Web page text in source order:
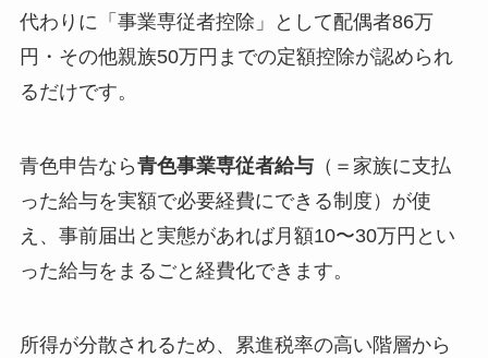
代わりに「事業専従者控除」として配偶者86万
円・その他親族50万円までの定額控除が認められ
るだけです。
青色申告なら青色事業専従者給与（＝家族に支払
った給与を実額で必要経費にできる制度）が使
え、事前届出と実態があれば月額10〜30万円とい
った給与をまるごと経費化できます。
所得が分散されるため、累進税率の高い階層から